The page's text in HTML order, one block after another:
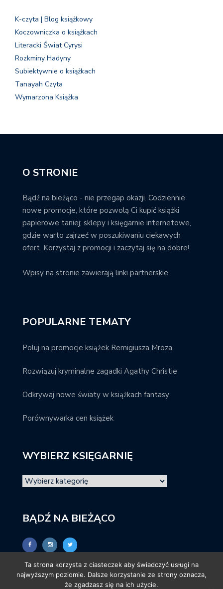
K-czyta | Blog książkowy
Koczowniczka o książkach
Literacki Świat Cyrysi
Rozkminy Hadyny
Subiektywnie o książkach
Tanayah Czyta
Wymarzona Książka
O STRONIE
Bądź na bieżąco - nie przegap okazji. Codziennie
nowe promocje, które pozwolą Ci kupić książki
papierowe taniej; sklepy i księgarnie internetowe,
gdzie warto zajrzeć w poszukiwaniu ciekawych
ofert. Korzystaj z promocji i zaczytaj się na dobre!
Wpisy na stronie zawierają linki partnerskie.
POPULARNE TEMATY
Poluj na promocje książek Remigiusza Mroza
Rozwiązuj kryminalne zagadki Agathy Christie
Odkrywaj nowe światy w książkach fantasy
Porównywarka cen książek
WYBIERZ KSIĘGARNIĘ
BĄDŹ NA BIEŻĄCO
Ta strona korzysta z ciasteczek aby świadczyć usługi na
najwyższym poziomie. Dalsze korzystanie ze strony oznacza,
że zgadzasz się na ich użycie.